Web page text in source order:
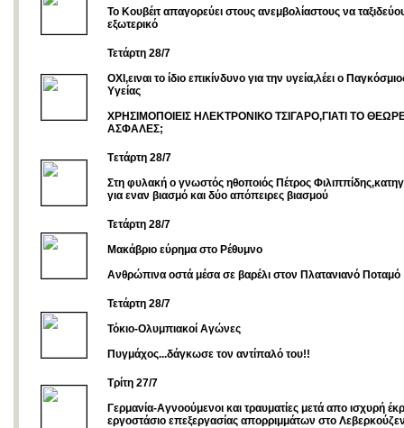
Το Κουβέιτ απαγορεύει στους ανεμβολίαστους να
εξωτερικό
Τετάρτη 28/7
ΟΧΙ,ειναι το ίδιο επικίνδυνο για την υγεία,λέει ο
Υγείας
ΧΡΗΣΙΜΟΠΟΙΕΙΣ ΗΛΕΚΤΡΟΝΙΚΟ ΤΣΙΓΑΡΟ,ΓΙΑΤΙ ΤΟ
ΑΣΦΑΛΕΣ;
Tετάρτη 28/7
Στη φυλακή ο γνωστός ηθοποιός Πέτρος
για εναν βιασμό και δύο απόπειρες βιασμού
Τετάρτη 28/7
Μακάβριο εύρημα στο Ρέθυμνο
Ανθρώπινα οστά μέσα σε βαρέλι στον Πλατανιανό Ποταμό
Τετάρτη 28/7
Τόκιο-Ολυμπιακοί Αγώνες
Πυγμάχος...δάγκωσε τον αντίπαλό του!!
Τρίτη 27/7
Γερμανία-Aγνοούμενοι και τραυματίες μετά απο ισχυρή
εργοστάσιο επεξεργασίας απορριμμάτων στο